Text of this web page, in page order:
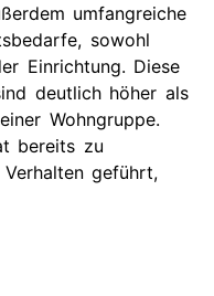
umfangreiche
sowohl
Einrichtung. Diese
deutlich höher als
Wohngruppe.
bereits zu
geführt,